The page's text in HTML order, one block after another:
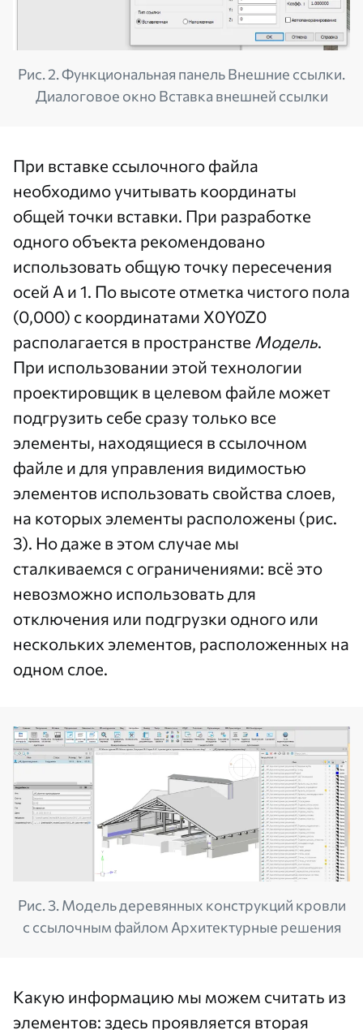
Рис. 2. Функциональная панель Внешние ссылки.
Диалоговое окно Вставка внешней ссылки
При вставке ссылочного файла
необходимо учитывать координаты
общей точки вставки. При разработке
одного объекта рекомендовано
использовать общую точку пересечения
осей А и 1. По высоте отметка чистого пола
(0,000) с координатами Х0Y0Z0
располагается в пространстве Модель.
При использовании этой технологии
проектировщик в целевом файле может
подгрузить себе сразу только все
элементы, находящиеся в ссылочном
файле и для управления видимостью
элементов использовать свойства слоев,
на которых элементы расположены (рис.
3). Но даже в этом случае мы
сталкиваемся с ограничениями: всё это
невозможно использовать для
отключения или подгрузки одного или
нескольких элементов, расположенных на
одном слое.
Рис. 3. Модель деревянных конструкций кровли
с ссылочным файлом Архитектурные решения
Какую информацию мы можем считать из
элементов: здесь проявляется вторая